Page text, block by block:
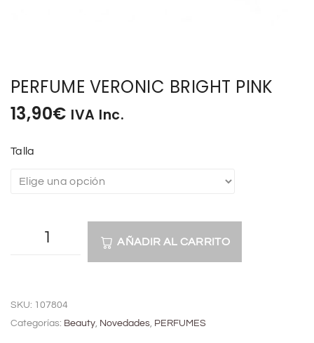
PERFUME VERONIC BRIGHT PINK
13,90€ IVA Inc.
Talla
AÑADIR AL CARRITO
t
SKU: 107804
Categorías: Beauty, Novedades, PERFUMES